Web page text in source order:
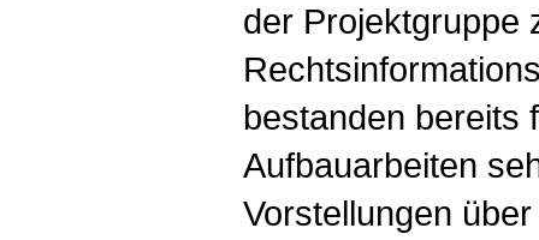
der Projektgruppe
bestanden bereits
Aufbauarbeiten
Vorstellungen